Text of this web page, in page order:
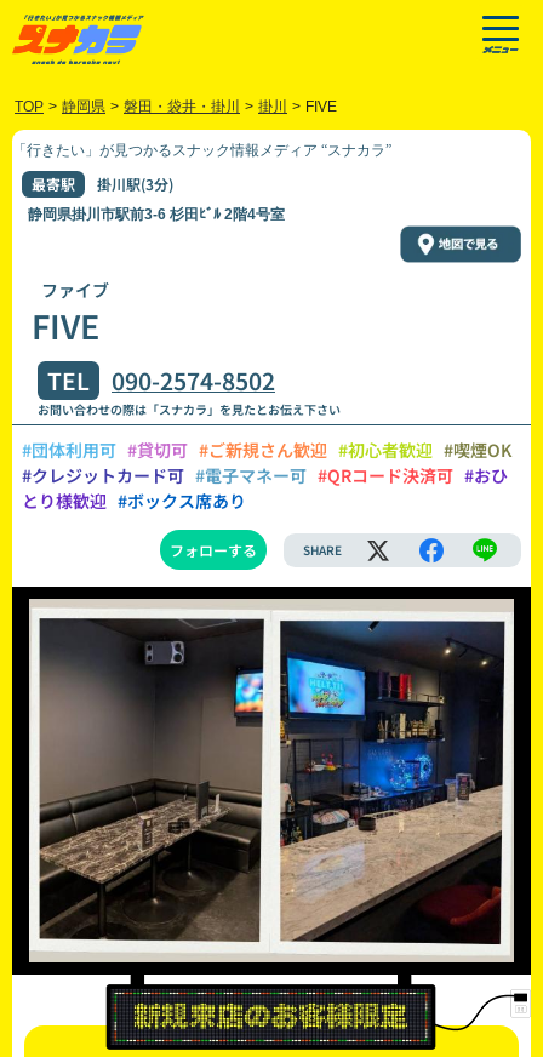
TOP > 静岡県 > 磐田・袋井・掛川 > 掛川 > FIVE
「行きたい」が見つかるスナック情報メディア “スナカラ”
最寄駅 掛川駅(3分)
静岡県掛川市駅前3-6 杉田ﾋﾞﾙ 2階4号室
ファイブ
FIVE
TEL 090-2574-8502
お問い合わせの際は「スナカラ」を見たとお伝え下さい
#団体利用可 #貸切可 #ご新規さん歓迎 #初心者歓迎 #喫煙OK
#クレジットカード可 #電子マネー可 #QRコード決済可 #おひ
とり様歓迎 #ボックス席あり
フォローする SHARE